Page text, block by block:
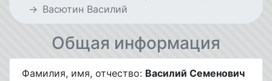
Васютин Василий
Общая информация
Фамилия, имя, отчество: Василий Семенович